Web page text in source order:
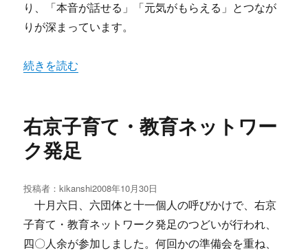
り、「本音が話せる」「元気がもらえる」とつなが
りが深まっています。
“「センセの市教組パンフ」” の
続きを読む
右京子育て・教育ネットワー
ク発足
投稿者：kikanshi投
稿
日:
2008年10月30日
十月六日、六団体と十一個人の呼びかけで、右京
子育て・教育ネットワーク発足のつどいが行われ、
四〇人余が参加しました。何回かの準備会を重ね、